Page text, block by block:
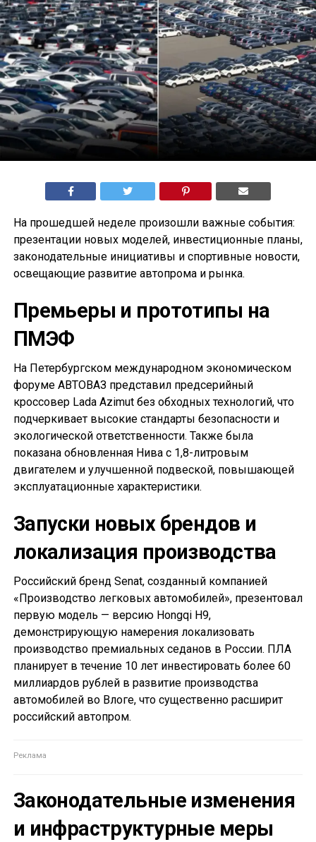
На прошедшей неделе произошли важные события:
презентации новых моделей, инвестиционные планы,
законодательные инициативы и спортивные новости,
освещающие развитие автопрома и рынка.
Премьеры и прототипы на
ПМЭФ
На Петербургском международном экономическом
форуме АВТОВАЗ представил предсерийный
кроссовер Lada Azimut без обходных технологий, что
подчеркивает высокие стандарты безопасности и
экологической ответственности. Также была
показана обновленная Нива с 1,8-литровым
двигателем и улучшенной подвеской, повышающей
эксплуатационные характеристики.
Запуски новых брендов и
локализация производства
Российский бренд Senat, созданный компанией
«Производство легковых автомобилей», презентовал
первую модель — версию Hongqi H9,
демонстрирующую намерения локализовать
производство премиальных седанов в России. ПЛА
планирует в течение 10 лет инвестировать более 60
миллиардов рублей в развитие производства
автомобилей во Влоге, что существенно расширит
российский автопром.
Законодательные изменения
и инфраструктурные меры